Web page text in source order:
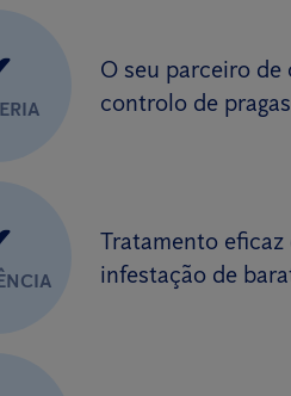
O seu parceiro de
controlo de pragas
Tratamento eficaz
infestação de